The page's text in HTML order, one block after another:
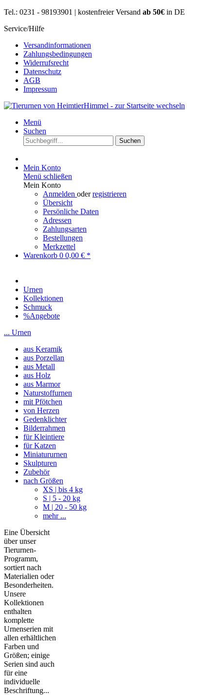
Tel.: 0231 - 98193901 | kostenfreier Versand ab 50€ in DE
Service/Hilfe
Versandinformationen
Zahlungsbedingungen
Widerrufsrecht
Datenschutz
AGB
Impressum
Menü
Suchen
Suchen
Mein Konto
Menü schließen
Mein Konto
Anmelden oderregistrieren
Übersicht
Persönliche Daten
Adressen
Zahlungsarten
Bestellungen
Merkzettel
Warenkorb 0 0,00 € *
Urnen
Kollektionen
Schmuck
%Angebote
... Urnen
aus Keramik
aus Porzellan
aus Metall
aus Holz
aus Marmor
Naturstoffurnen
mit Pfötchen
von Herzen
Gedenklichter
Bilderrahmen
für Kleintiere
für Katzen
Miniatururnen
Skulpturen
Zubehör
nach Größen
XS | bis 4 kg
S | 5 - 20 kg
M | 20 - 50 kg
mehr ...
Eine Übersicht
über unser
Tierurnen-
Programm,
sortiert nach
Materialien oder
Besonderheiten.
Unsere
Kollektionen
enthalten
komplette
Urnenserien mit
allen erhältlichen
Farben und
Größen; einige
Serien sind auch
für eine
individuelle
Beschriftung...